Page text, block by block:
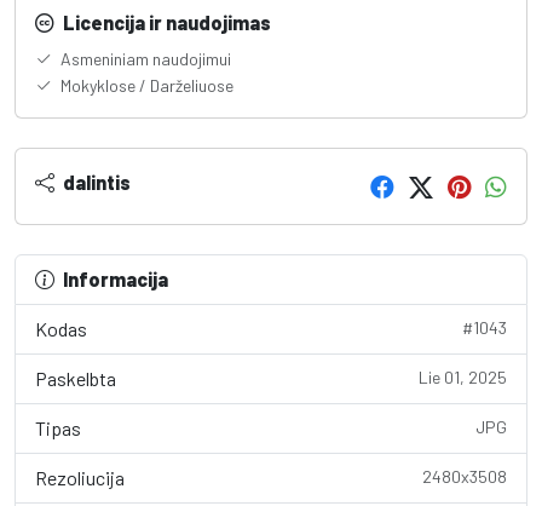
Licencija ir naudojimas
Asmeniniam naudojimui
Mokyklose / Darželiuose
dalintis
Informacija
Kodas #1043
Paskelbta Lie 01, 2025
Tipas JPG
Rezoliucija 2480x3508